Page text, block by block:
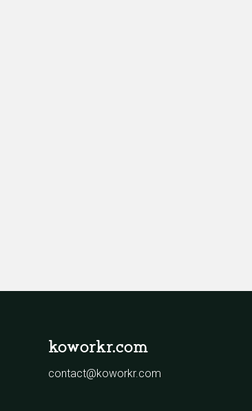
koworkr.com
contact@koworkr.com